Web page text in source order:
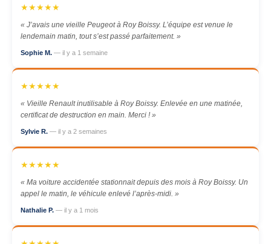
★★★★★
« J’avais une vieille Peugeot à Roy Boissy. L’équipe est venue le
lendemain matin, tout s’est passé parfaitement. »
Sophie M. — il y a 1 semaine
★★★★★
« Vieille Renault inutilisable à Roy Boissy. Enlevée en une matinée,
certificat de destruction en main. Merci ! »
Sylvie R. — il y a 2 semaines
★★★★★
« Ma voiture accidentée stationnait depuis des mois à Roy Boissy. Un
appel le matin, le véhicule enlevé l’après-midi. »
Nathalie P. — il y a 1 mois